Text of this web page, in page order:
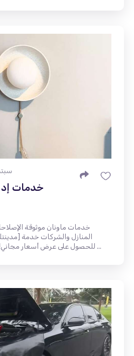
سبتمبر 19,
خدمات إد
خدمات ماونان موثوقة
المنازل والشركات خدمة
للحصول على عرض أسعار مجاني! +1 (656) 656-0006 ...